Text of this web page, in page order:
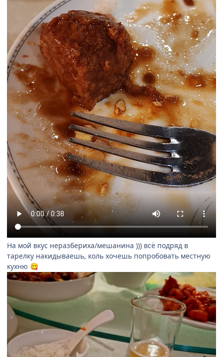
На мой вкус неразбериха/мешанина ))) всё подряд в
тарелку накидываешь, коль хочешь попробовать местную
кухню 😋